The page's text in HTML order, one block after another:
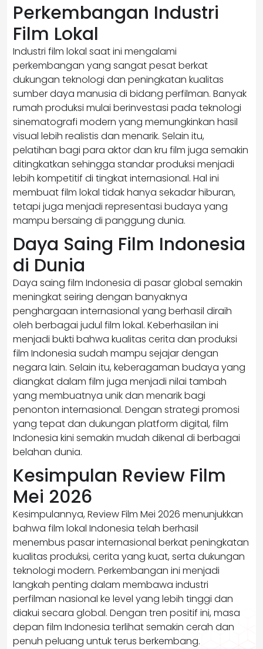
Perkembangan Industri
Film Lokal
Industri film lokal saat ini mengalami
perkembangan yang sangat pesat berkat
dukungan teknologi dan peningkatan kualitas
sumber daya manusia di bidang perfilman. Banyak
rumah produksi mulai berinvestasi pada teknologi
sinematografi modern yang memungkinkan hasil
visual lebih realistis dan menarik. Selain itu,
pelatihan bagi para aktor dan kru film juga semakin
ditingkatkan sehingga standar produksi menjadi
lebih kompetitif di tingkat internasional. Hal ini
membuat film lokal tidak hanya sekadar hiburan,
tetapi juga menjadi representasi budaya yang
mampu bersaing di panggung dunia.
Daya Saing Film Indonesia
di Dunia
Daya saing film Indonesia di pasar global semakin
meningkat seiring dengan banyaknya
penghargaan internasional yang berhasil diraih
oleh berbagai judul film lokal. Keberhasilan ini
menjadi bukti bahwa kualitas cerita dan produksi
film Indonesia sudah mampu sejajar dengan
negara lain. Selain itu, keberagaman budaya yang
diangkat dalam film juga menjadi nilai tambah
yang membuatnya unik dan menarik bagi
penonton internasional. Dengan strategi promosi
yang tepat dan dukungan platform digital, film
Indonesia kini semakin mudah dikenal di berbagai
belahan dunia.
Kesimpulan Review Film
Mei 2026
Kesimpulannya, Review Film Mei 2026 menunjukkan
bahwa film lokal Indonesia telah berhasil
menembus pasar internasional berkat peningkatan
kualitas produksi, cerita yang kuat, serta dukungan
teknologi modern. Perkembangan ini menjadi
langkah penting dalam membawa industri
perfilman nasional ke level yang lebih tinggi dan
diakui secara global. Dengan tren positif ini, masa
depan film Indonesia terlihat semakin cerah dan
penuh peluang untuk terus berkembang.